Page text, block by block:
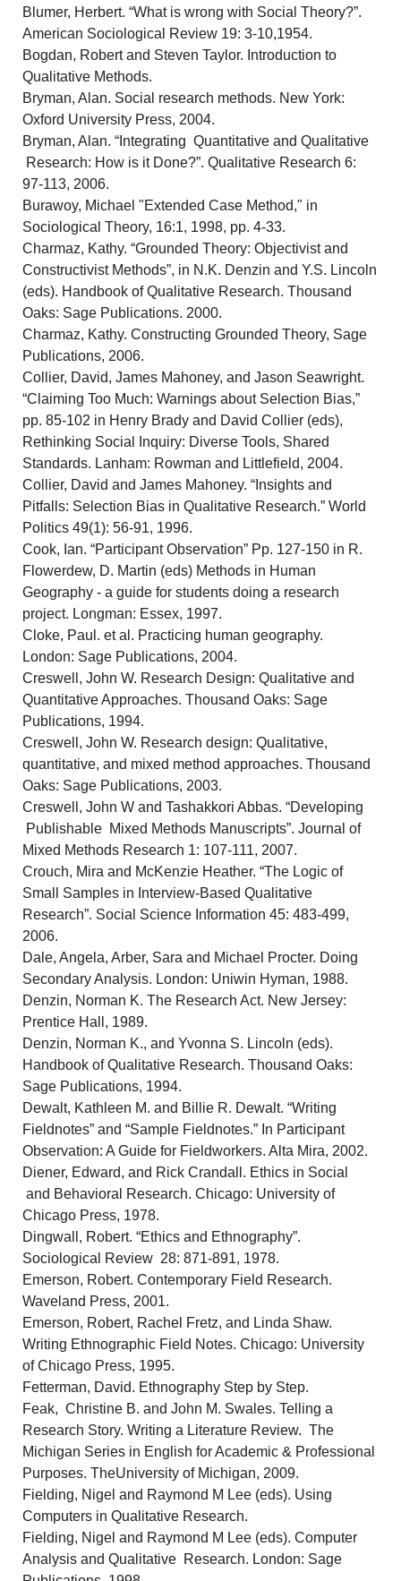
Blumer, Herbert. “What is wrong with Social Theory?”.
American Sociological Review 19: 3-10,1954.
Bogdan, Robert and Steven Taylor. Introduction to
Qualitative Methods.
Bryman, Alan. Social research methods. New York:
Oxford University Press, 2004.
Bryman, Alan. “Integrating Quantitative and Qualitative
Research: How is it Done?”. Qualitative Research 6:
97-113, 2006.
Burawoy, Michael "Extended Case Method," in
Sociological Theory, 16:1, 1998, pp. 4-33.
Charmaz, Kathy. “Grounded Theory: Objectivist and
Constructivist Methods”, in N.K. Denzin and Y.S. Lincoln
(eds). Handbook of Qualitative Research. Thousand
Oaks: Sage Publications. 2000.
Charmaz, Kathy. Constructing Grounded Theory, Sage
Publications, 2006.
Collier, David, James Mahoney, and Jason Seawright.
“Claiming Too Much: Warnings about Selection Bias,”
pp. 85-102 in Henry Brady and David Collier (eds),
Rethinking Social Inquiry: Diverse Tools, Shared
Standards. Lanham: Rowman and Littlefield, 2004.
Collier, David and James Mahoney. “Insights and
Pitfalls: Selection Bias in Qualitative Research.” World
Politics 49(1): 56-91, 1996.
Cook, Ian. “Participant Observation” Pp. 127-150 in R.
Flowerdew, D. Martin (eds) Methods in Human
Geography - a guide for students doing a research
project. Longman: Essex, 1997.
Cloke, Paul. et al. Practicing human geography.
London: Sage Publications, 2004.
Creswell, John W. Research Design: Qualitative and
Quantitative Approaches. Thousand Oaks: Sage
Publications, 1994.
Creswell, John W. Research design: Qualitative,
quantitative, and mixed method approaches. Thousand
Oaks: Sage Publications, 2003.
Creswell, John W and Tashakkori Abbas. “Developing
Publishable Mixed Methods Manuscripts”. Journal of
Mixed Methods Research 1: 107-111, 2007.
Crouch, Mira and McKenzie Heather. “The Logic of
Small Samples in Interview-Based Qualitative
Research”. Social Science Information 45: 483-499,
2006.
Dale, Angela, Arber, Sara and Michael Procter. Doing
Secondary Analysis. London: Uniwin Hyman, 1988.
Denzin, Norman K. The Research Act. New Jersey:
Prentice Hall, 1989.
Denzin, Norman K., and Yvonna S. Lincoln (eds).
Handbook of Qualitative Research. Thousand Oaks:
Sage Publications, 1994.
Dewalt, Kathleen M. and Billie R. Dewalt. “Writing
Fieldnotes” and “Sample Fieldnotes.” In Participant
Observation: A Guide for Fieldworkers. Alta Mira, 2002.
Diener, Edward, and Rick Crandall. Ethics in Social
and Behavioral Research. Chicago: University of
Chicago Press, 1978.
Dingwall, Robert. “Ethics and Ethnography”.
Sociological Review 28: 871-891, 1978.
Emerson, Robert. Contemporary Field Research.
Waveland Press, 2001.
Emerson, Robert, Rachel Fretz, and Linda Shaw.
Writing Ethnographic Field Notes. Chicago: University
of Chicago Press, 1995.
Fetterman, David. Ethnography Step by Step.
Feak, Christine B. and John M. Swales. Telling a
Research Story. Writing a Literature Review. The
Michigan Series in English for Academic & Professional
Purposes. TheUniversity of Michigan, 2009.
Fielding, Nigel and Raymond M Lee (eds). Using
Computers in Qualitative Research.
Fielding, Nigel and Raymond M Lee (eds). Computer
Analysis and Qualitative Research. London: Sage